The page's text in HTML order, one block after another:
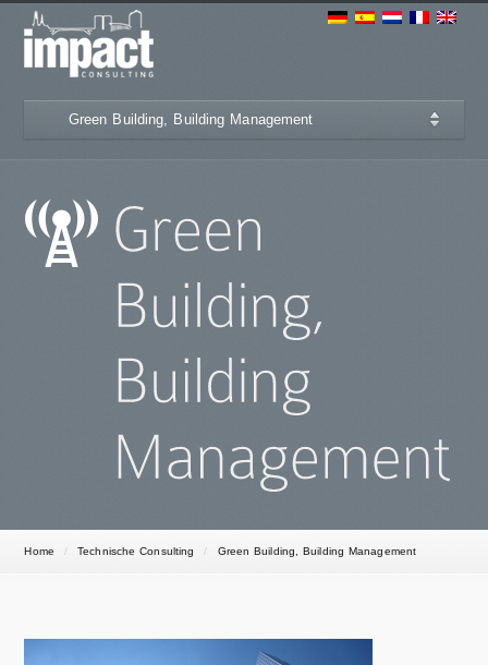
Green Building, Building Management
Home / Technische Consulting / Green Building, Building Management